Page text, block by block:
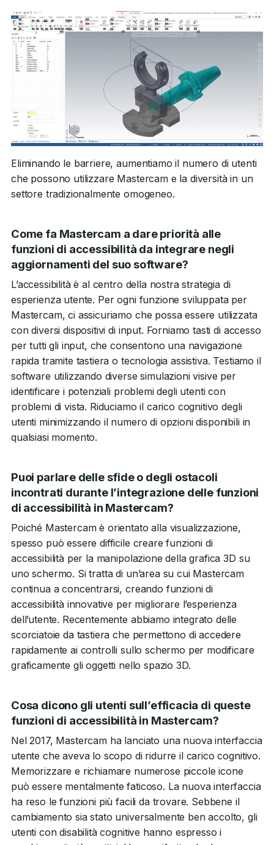
Eliminando le barriere, aumentiamo il numero di utenti
che possono utilizzare Mastercam e la diversità in un
settore tradizionalmente omogeneo.
Come fa Mastercam a dare priorità alle
funzioni di accessibilità da integrare negli
aggiornamenti del suo software?
L’accessibilità è al centro della nostra strategia di
esperienza utente. Per ogni funzione sviluppata per
Mastercam, ci assicuriamo che possa essere utilizzata
con diversi dispositivi di input. Forniamo tasti di accesso
per tutti gli input, che consentono una navigazione
rapida tramite tastiera o tecnologia assistiva. Testiamo il
software utilizzando diverse simulazioni visive per
identificare i potenziali problemi degli utenti con
problemi di vista. Riduciamo il carico cognitivo degli
utenti minimizzando il numero di opzioni disponibili in
qualsiasi momento.
Puoi parlare delle sfide o degli ostacoli
incontrati durante l’integrazione delle funzioni
di accessibilità in Mastercam?
Poiché Mastercam è orientato alla visualizzazione,
spesso può essere difficile creare funzioni di
accessibilità per la manipolazione della grafica 3D su
uno schermo. Si tratta di un’area su cui Mastercam
continua a concentrarsi, creando funzioni di
accessibilità innovative per migliorare l’esperienza
dell’utente. Recentemente abbiamo integrato delle
scorciatoie da tastiera che permettono di accedere
rapidamente ai controlli sullo schermo per modificare
graficamente gli oggetti nello spazio 3D.
Cosa dicono gli utenti sull’efficacia di queste
funzioni di accessibilità in Mastercam?
Nel 2017, Mastercam ha lanciato una nuova interfaccia
utente che aveva lo scopo di ridurre il carico cognitivo.
Memorizzare e richiamare numerose piccole icone
può essere mentalmente faticoso. La nuova interfaccia
ha reso le funzioni più facili da trovare. Sebbene il
cambiamento sia stato universalmente ben accolto, gli
utenti con disabilità cognitive hanno espresso i